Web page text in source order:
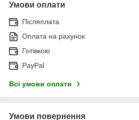
Умови оплати
Післяплата
Оплата на рахунок
Готівкою
PayPal
Всі умови оплати
Умови повернення